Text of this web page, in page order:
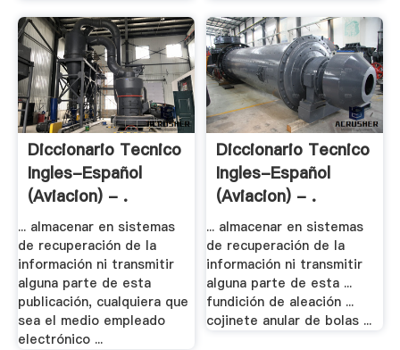
Diccionario Tecnico
Ingles-Español
(aviacion) - .
... almacenar en sistemas
de recuperación de la
información ni transmitir
alguna parte de esta
publicación, cualquiera que
sea el medio empleado
electrónico ...
Diccionario Tecnico
Ingles-Español
(aviacion) - .
... almacenar en sistemas
de recuperación de la
información ni transmitir
alguna parte de esta ...
fundición de aleación ...
cojinete anular de bolas ...